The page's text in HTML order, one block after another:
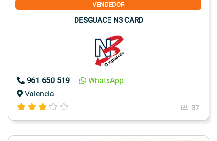
VENDEDOR
DESGUACE N3 CARD
961 650 519
WhatsApp
Valencia
37